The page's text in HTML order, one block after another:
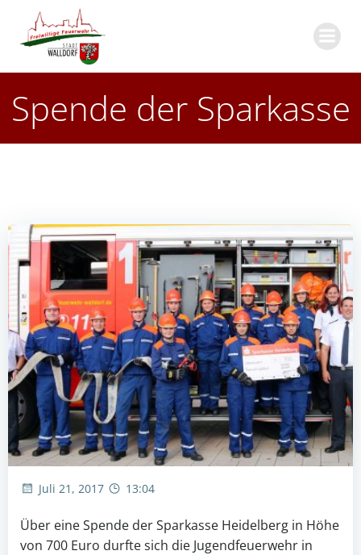
Spende der Sparkasse
Juli 21, 2017 13:04
Über eine Spende der Sparkasse Heidelberg in Höhe
von 700 Euro durfte sich die Jugendfeuerwehr in